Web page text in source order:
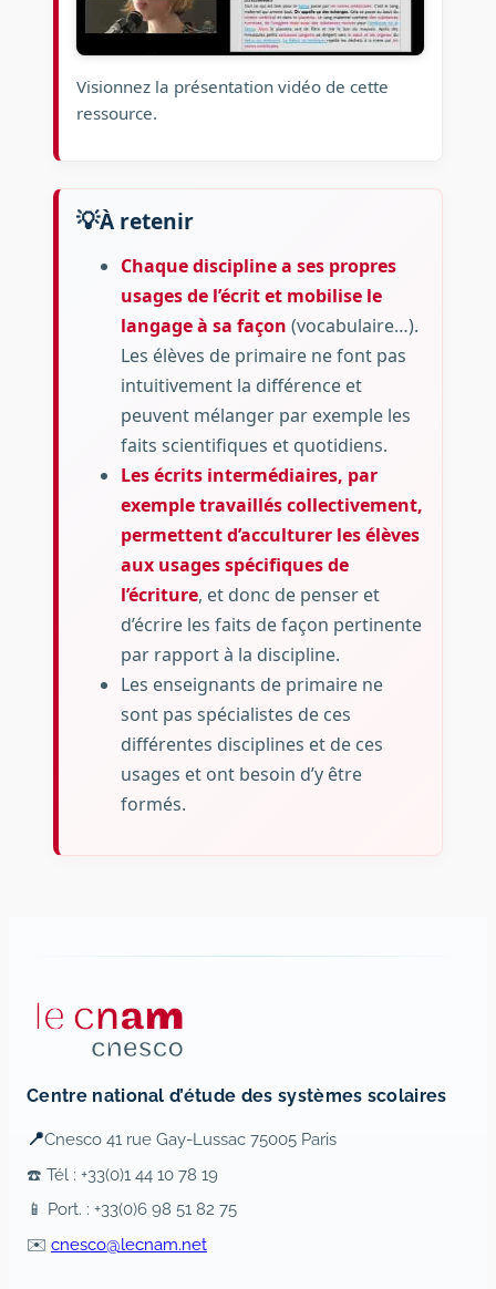
Visionnez la présentation vidéo de cette
ressource.
À retenir
Chaque discipline a ses propres
usages de l’écrit et mobilise le
langage à sa façon (vocabulaire…).
Les élèves de primaire ne font pas
intuitivement la différence et
peuvent mélanger par exemple les
faits scientifiques et quotidiens.
Les écrits intermédiaires, par
exemple travaillés collectivement,
permettent d’acculturer les élèves
aux usages spécifiques de
l’écriture, et donc de penser et
d’écrire les faits de façon pertinente
par rapport à la discipline.
Les enseignants de primaire ne
sont pas spécialistes de ces
différentes disciplines et de ces
usages et ont besoin d’y être
formés.
Centre national d’étude des systèmes scolaires
📍Cnesco 41 rue Gay-Lussac 75005 Paris
☎️ Tél : +33(0)1 44 10 78 19
📱 Port. : +33(0)6 98 51 82 75
✉️ cnesco@lecnam.net